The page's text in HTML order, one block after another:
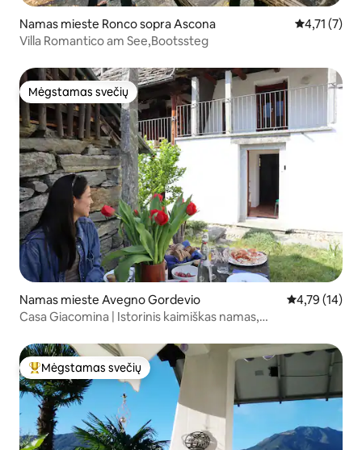
Namas mieste Ronco sopra Ascona Vidutinis
4,71 (7)
Villa Romantico am See,Bootssteg
Mėgstamas svečių
Mėgstamas svečių
Namas mieste Avegno Gordevio Vidutinis
4,79 (14)
Casa Giacomina | Istorinis kaimiškas namas,
Svečių mėgstamiausias
Mėgstamas svečių